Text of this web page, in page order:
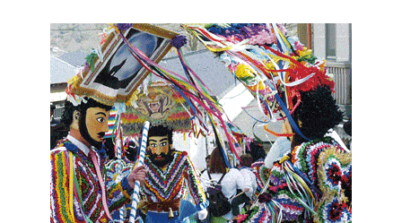
c
a
r
: